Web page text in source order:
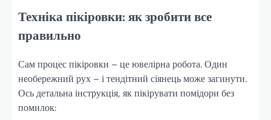
Техніка пікіровки: як зробити все
правильно
Сам процес пікіровки – це ювелірна робота. Один
необережний рух – і тендітний сіянець може загинути.
Ось детальна інструкція, як пікірувати помідори без
помилок: